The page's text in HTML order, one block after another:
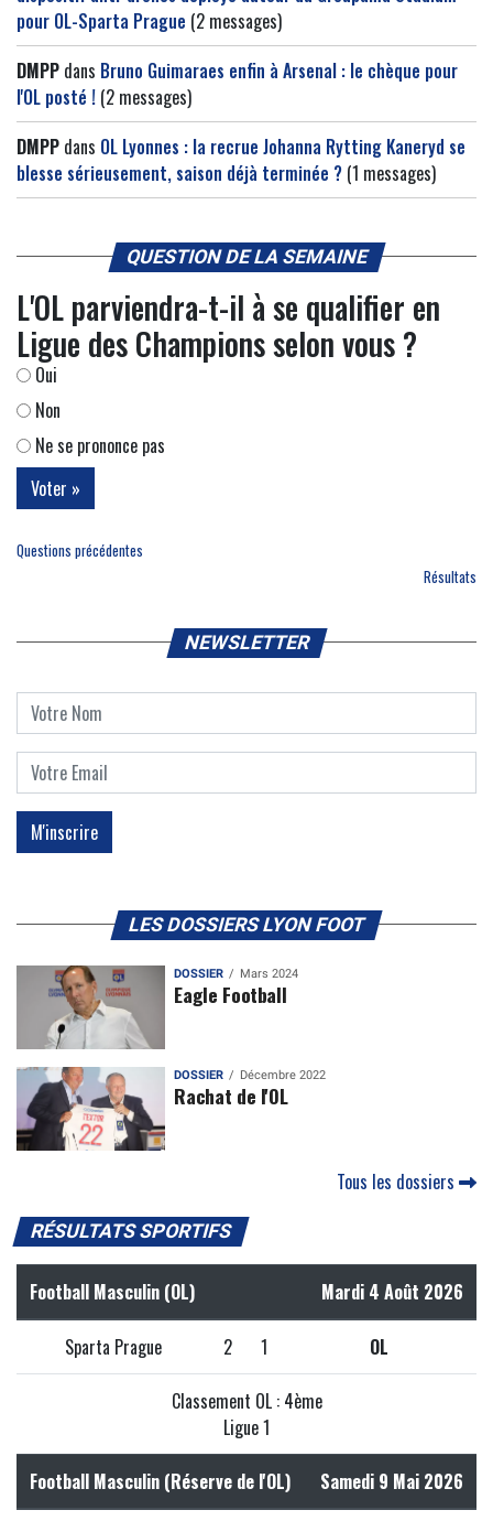
pour OL-Sparta Prague (2 messages)
DMPP dans Bruno Guimaraes enfin à Arsenal : le chèque pour
l'OL posté ! (2 messages)
DMPP dans OL Lyonnes : la recrue Johanna Rytting Kaneryd se
blesse sérieusement, saison déjà terminée ? (1 messages)
QUESTION DE LA SEMAINE
L'OL parviendra-t-il à se qualifier en
Ligue des Champions selon vous ?
Oui
Non
Ne se prononce pas
Questions précédentes
Résultats
NEWSLETTER
LES DOSSIERS LYON FOOT
DOSSIER Mars 2024
Eagle Football
DOSSIER Décembre 2022
Rachat de l'OL
Tous les dossiers
RÉSULTATS SPORTIFS
Football Masculin (OL) Mardi 4 Août 2026
Sparta Prague 2 1 OL
Classement OL : 4ème
Ligue 1
Football Masculin (Réserve de l'OL) Samedi 9 Mai 2026